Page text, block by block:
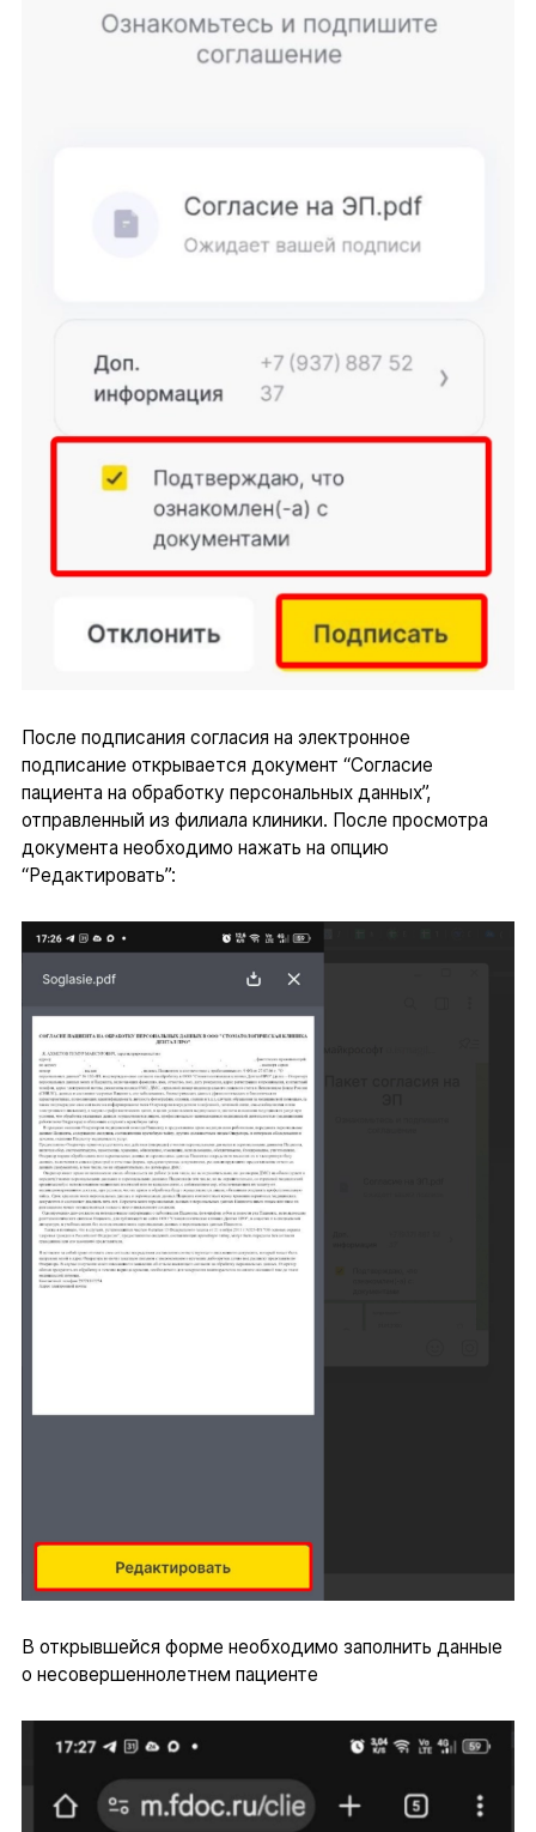
После подписания согласия на электронное
подписание открывается документ “Согласие
пациента на обработку персональных данных”,
отправленный из филиала клиники. После просмотра
документа необходимо нажать на опцию
“Редактировать”:
В открывшейся форме необходимо заполнить данные
о несовершеннолетнем пациенте